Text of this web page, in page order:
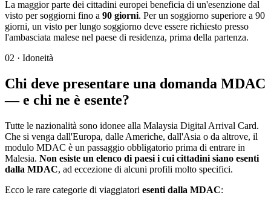
La maggior parte dei cittadini europei beneficia di un'esenzione dal
visto per soggiorni fino a 90 giorni. Per un soggiorno superiore a 90
giorni, un visto per lungo soggiorno deve essere richiesto presso
l'ambasciata malese nel paese di residenza, prima della partenza.
02 · Idoneità
Chi deve presentare una domanda MDAC
— e chi ne è esente?
Tutte le nazionalità sono idonee alla Malaysia Digital Arrival Card.
Che si venga dall'Europa, dalle Americhe, dall'Asia o da altrove, il
modulo MDAC è un passaggio obbligatorio prima di entrare in
Malesia. Non esiste un elenco di paesi i cui cittadini siano esenti
dalla MDAC, ad eccezione di alcuni profili molto specifici.
Ecco le rare categorie di viaggiatori esenti dalla MDAC: